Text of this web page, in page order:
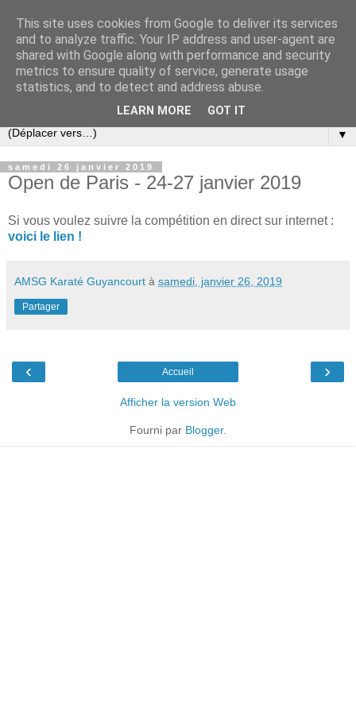
▼
samedi 26 janvier 2019
Open de Paris - 24-27 janvier 2019
Si vous voulez suivre la compétition en direct sur internet :
voici le lien !
AMSG Karaté Guyancourt à samedi, janvier 26, 2019
Partager
‹ ›
Accueil
Afficher la version Web
Fourni par Blogger.
This site uses cookies from Google to deliver its services
and to analyze traffic. Your IP address and user-agent are
shared with Google along with performance and security
metrics to ensure quality of service, generate usage
statistics, and to detect and address abuse.
LEARN MORE GOT IT